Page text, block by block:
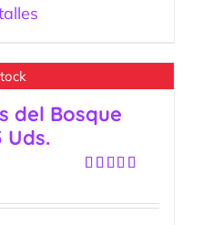
del Bosque
Uds.
5